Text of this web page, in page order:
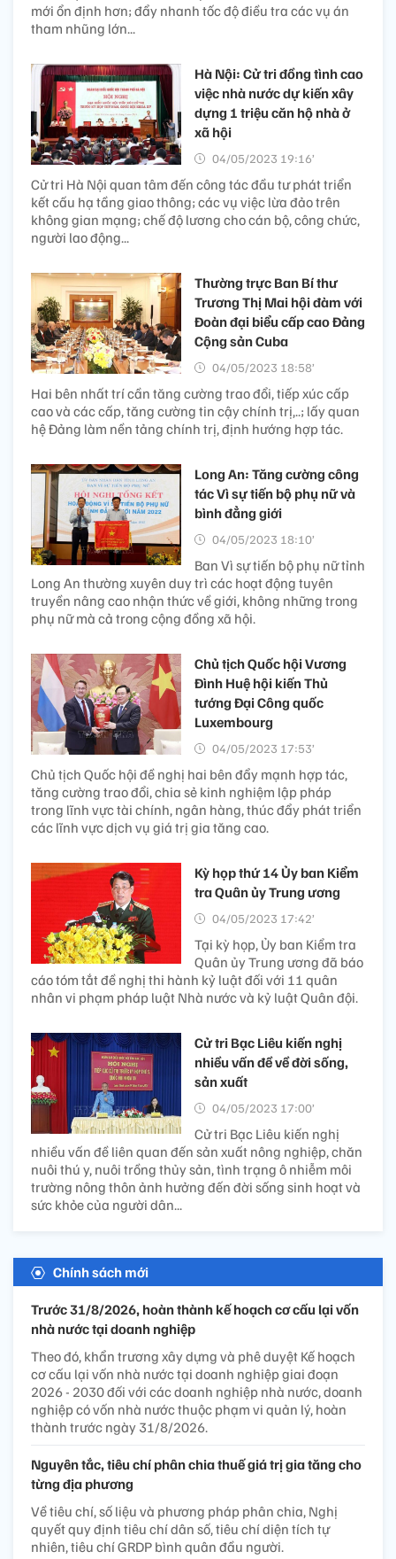
mới ổn định hơn; đẩy nhanh tốc độ điều tra các vụ án
tham nhũng lớn...
Hà Nội: Cử tri đồng tình cao
việc nhà nước dự kiến xây
dựng 1 triệu căn hộ nhà ở
xã hội
04/05/2023 19:16’
Cử tri Hà Nội quan tâm đến công tác đầu tư phát triển
kết cấu hạ tầng giao thông; các vụ việc lừa đảo trên
không gian mạng; chế độ lương cho cán bộ, công chức,
người lao động...
Thường trực Ban Bí thư
Trương Thị Mai hội đàm với
Đoàn đại biểu cấp cao Đảng
Cộng sản Cuba
04/05/2023 18:58’
Hai bên nhất trí cần tăng cường trao đổi, tiếp xúc cấp
cao và các cấp, tăng cường tin cậy chính trị,..; lấy quan
hệ Đảng làm nền tảng chính trị, định hướng hợp tác.
Long An: Tăng cường công
tác Vì sự tiến bộ phụ nữ và
bình đẳng giới
04/05/2023 18:10’
Ban Vì sự tiến bộ phụ nữ tỉnh
Long An thường xuyên duy trì các hoạt động tuyên
truyền nâng cao nhận thức về giới, không những trong
phụ nữ mà cả trong cộng đồng xã hội.
Chủ tịch Quốc hội Vương
Đình Huệ hội kiến Thủ
tướng Đại Công quốc
Luxembourg
04/05/2023 17:53’
Chủ tịch Quốc hội đề nghị hai bên đẩy mạnh hợp tác,
tăng cường trao đổi, chia sẻ kinh nghiệm lập pháp
trong lĩnh vực tài chính, ngân hàng, thúc đẩy phát triển
các lĩnh vực dịch vụ giá trị gia tăng cao.
Kỳ họp thứ 14 Ủy ban Kiểm
tra Quân ủy Trung ương
04/05/2023 17:42’
Tại kỳ họp, Ủy ban Kiểm tra
Quân ủy Trung ương đã báo
cáo tóm tắt đề nghị thi hành kỷ luật đối với 11 quân
nhân vi phạm pháp luật Nhà nước và kỷ luật Quân đội.
Cử tri Bạc Liêu kiến nghị
nhiều vấn đề về đời sống,
sản xuất
04/05/2023 17:00’
Cử tri Bạc Liêu kiến nghị
nhiều vấn đề liên quan đến sản xuất nông nghiệp, chăn
nuôi thú y, nuôi trồng thủy sản, tình trạng ô nhiễm môi
trường nông thôn ảnh hưởng đến đời sống sinh hoạt và
sức khỏe của người dân...
Chính sách mới
Trước 31/8/2026, hoàn thành kế hoạch cơ cấu lại vốn
nhà nước tại doanh nghiệp
Theo đó, khẩn trương xây dựng và phê duyệt Kế hoạch
cơ cấu lại vốn nhà nước tại doanh nghiệp giai đoạn
2026 - 2030 đối với các doanh nghiệp nhà nước, doanh
nghiệp có vốn nhà nước thuộc phạm vi quản lý, hoàn
thành trước ngày 31/8/2026.
Nguyên tắc, tiêu chí phân chia thuế giá trị gia tăng cho
từng địa phương
Về tiêu chí, số liệu và phương pháp phân chia, Nghị
quyết quy định tiêu chí dân số, tiêu chí diện tích tự
nhiên, tiêu chí GRDP bình quân đầu người.